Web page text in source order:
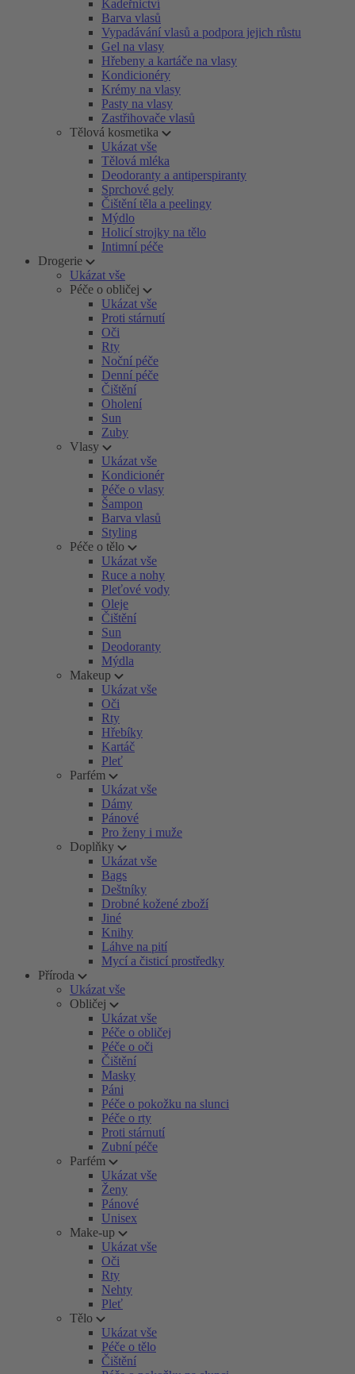
Kadeřnictví
Barva vlasů
Vypadávání vlasů a podpora jejich růstu
Gel na vlasy
Hřebeny a kartáče na vlasy
Kondicionéry
Krémy na vlasy
Pasty na vlasy
Zastřihovače vlasů
Tělová kosmetika
Ukázat vše
Tělová mléka
Deodoranty a antiperspiranty
Sprchové gely
Čištění těla a peelingy
Mýdlo
Holicí strojky na tělo
Intimní péče
Drogerie
Ukázat vše
Péče o obličej
Ukázat vše
Proti stárnutí
Oči
Rty
Noční péče
Denní péče
Čištění
Oholení
Sun
Zuby
Vlasy
Ukázat vše
Kondicionér
Péče o vlasy
Šampon
Barva vlasů
Styling
Péče o tělo
Ukázat vše
Ruce a nohy
Pleťové vody
Oleje
Čištění
Sun
Deodoranty
Mýdla
Makeup
Ukázat vše
Oči
Rty
Hřebíky
Kartáč
Pleť
Parfém
Ukázat vše
Dámy
Pánové
Pro ženy i muže
Doplňky
Ukázat vše
Bags
Deštníky
Drobné kožené zboží
Jiné
Knihy
Láhve na pití
Mycí a čisticí prostředky
Příroda
Ukázat vše
Obličej
Ukázat vše
Péče o obličej
Péče o oči
Čištění
Masky
Páni
Péče o pokožku na slunci
Péče o rty
Proti stárnutí
Zubní péče
Parfém
Ukázat vše
Ženy
Pánové
Unisex
Make-up
Ukázat vše
Oči
Rty
Nehty
Pleť
Tělo
Ukázat vše
Péče o tělo
Čištění